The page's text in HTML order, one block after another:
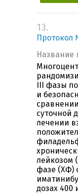
13.
Протокол
Название
III фазы
и
суточной
лечении
лейкозом
фазе (ХФ)
дозах 400